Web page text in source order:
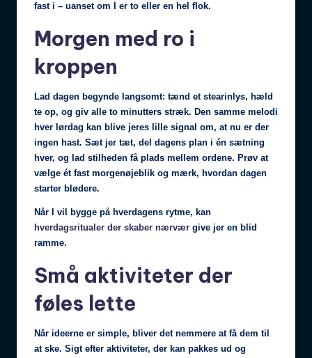
fast i – uanset om I er to eller en hel flok.
Morgen med ro i
kroppen
Lad dagen begynde langsomt: tænd et stearinlys, hæld
te op, og giv alle to minutters stræk. Den samme melodi
hver lørdag kan blive jeres lille signal om, at nu er der
ingen hast. Sæt jer tæt, del dagens plan i én sætning
hver, og lad stilheden få plads mellem ordene. Prøv at
vælge ét fast morgenøjeblik og mærk, hvordan dagen
starter blødere.
Når I vil bygge på hverdagens rytme, kan
hverdagsritualer der skaber nærvær give jer en blid
ramme.
Små aktiviteter der
føles lette
Når ideerne er simple, bliver det nemmere at få dem til
at ske. Sigt efter aktiviteter, der kan pakkes ud og